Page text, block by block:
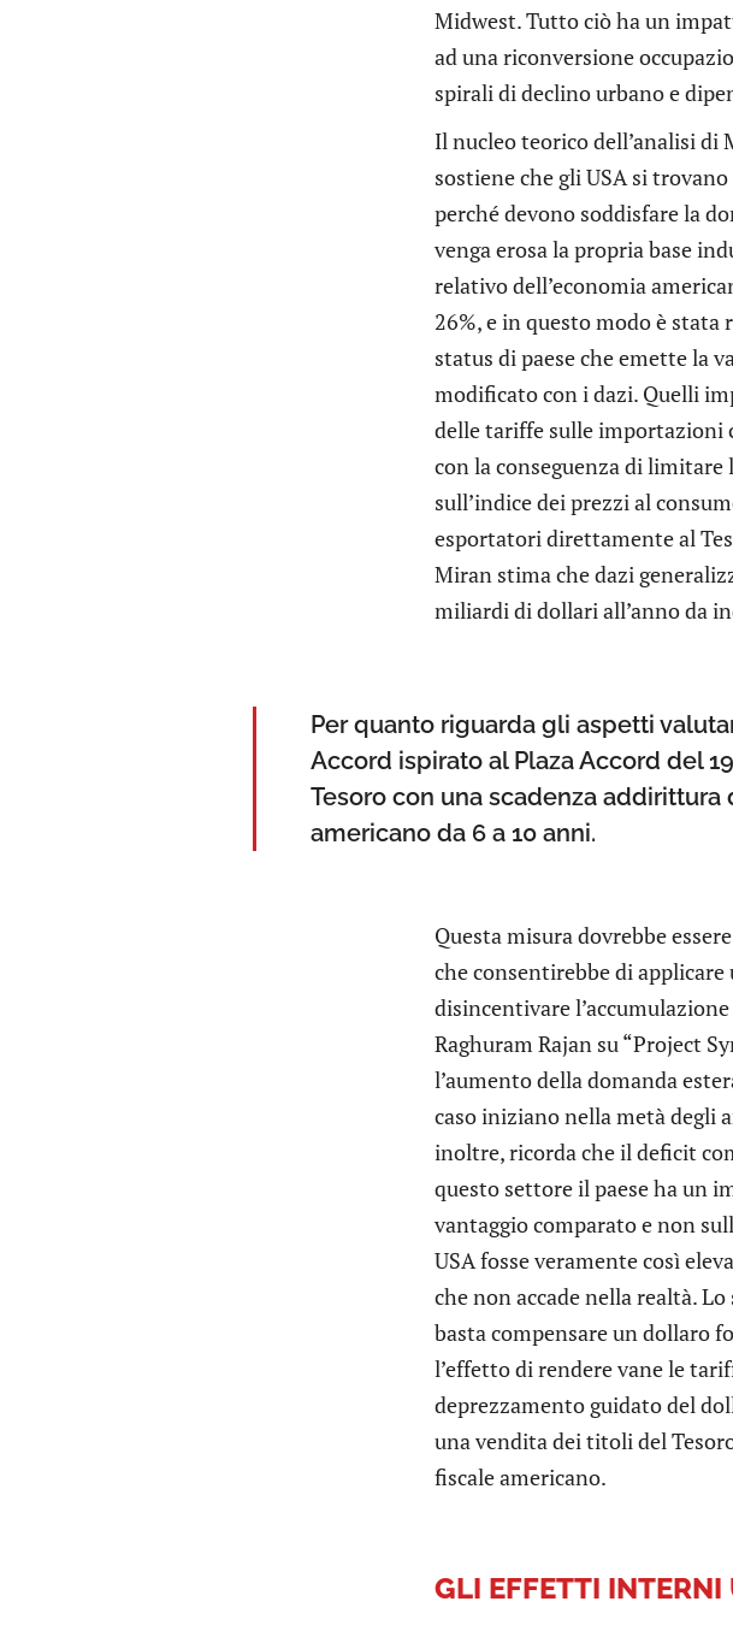
Midwest. Tutto ciò ha un
ad una riconversione
spirali di declino urbano e
Il nucleo teorico dell’analisi
sostiene che gli USA si
perché devono soddisfare la
venga erosa la propria base
relativo dell’economia
26%, e in questo modo è
status di paese che emette la
modificato con i dazi. Quelli
delle tariffe sulle importazioni
con la conseguenza di
sull’indice dei prezzi al
esportatori direttamente al
Miran stima che dazi
miliardi di dollari all’anno da
Per quanto riguarda gli aspetti
Accord ispirato al Plaza Accord del
Tesoro con una scadenza
americano da 6 a 10 anni.
Questa misura dovrebbe
che consentirebbe di
disincentivare
Raghuram Rajan su “Project
l’aumento della domanda
caso iniziano nella metà degli
inoltre, ricorda che il deficit
questo settore il paese ha un
vantaggio comparato e non
USA fosse veramente così
che non accade nella realtà.
basta compensare un dollaro
l’effetto di rendere vane le
deprezzamento guidato del
una vendita dei titoli del
fiscale americano.
GLI EFFETTI INTERNI